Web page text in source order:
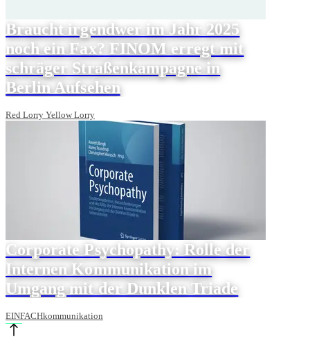
Braucht irgendwer im Jahr 2025
noch ein Fax? FINOM erregt mit
schräger Straßenkampagne in
Berlin Aufsehen
Red Lorry Yellow Lorry
Corporate Psychopathy: Rolle der
Internen Kommunikation im
Umgang mit der Dunklen Triade
EINFACHkommunikation